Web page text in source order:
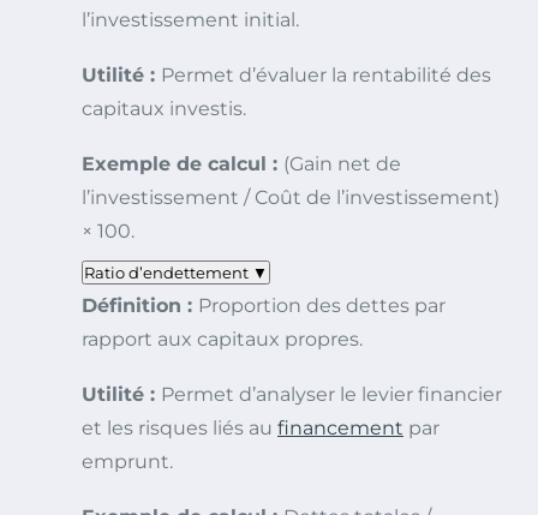
l’investissement initial.
Utilité : Permet d’évaluer la rentabilité des
capitaux investis.
Exemple de calcul : (Gain net de
l’investissement / Coût de l’investissement)
× 100.
Ratio d’endettement ▼
Définition : Proportion des dettes par
rapport aux capitaux propres.
Utilité : Permet d’analyser le levier financier
et les risques liés au financement par
emprunt.